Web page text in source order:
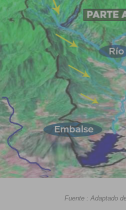
Fuente : Adaptado